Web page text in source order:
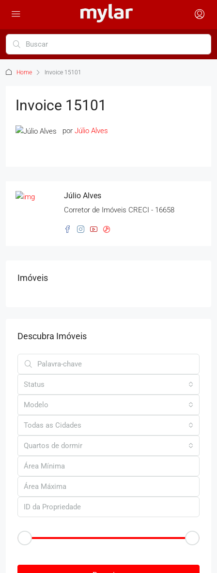
Home Invoice 15101
Invoice 15101
por Júlio Alves
Júlio Alves
Corretor de Imóveis CRECI - 16658
Imóveis
Descubra Imóveis
Status
Modelo
Todas as Cidades
Quartos de dormir